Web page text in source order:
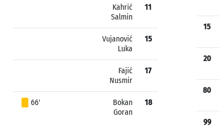
Kahrić
Salmin
11
Vujanović
Luka
15
Fajić
Nusmir
17
66'
Bokan
Goran
18
15
20
80
99